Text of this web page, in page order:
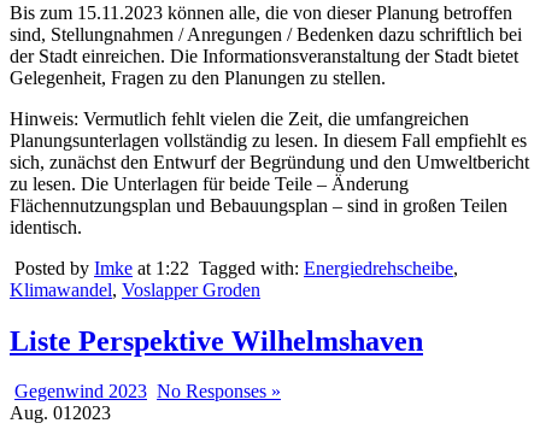
Bis zum 15.11.2023 können alle, die von dieser Planung betroffen
sind, Stellungnahmen / Anregungen / Bedenken dazu schriftlich bei
der Stadt einreichen. Die Informationsveranstaltung der Stadt bietet
Gelegenheit, Fragen zu den Planungen zu stellen.
Hinweis: Vermutlich fehlt vielen die Zeit, die umfangreichen
Planungsunterlagen vollständig zu lesen. In diesem Fall empfiehlt es
sich, zunächst den Entwurf der Begründung und den Umweltbericht
zu lesen. Die Unterlagen für beide Teile – Änderung
Flächennutzungsplan und Bebauungsplan – sind in großen Teilen
identisch.
Posted by Imke at 1:22 Tagged with: Energiedrehscheibe,
Klimawandel, Voslapper Groden
Liste Perspektive Wilhelmshaven
Gegenwind 2023 No Responses »
Aug. 012023